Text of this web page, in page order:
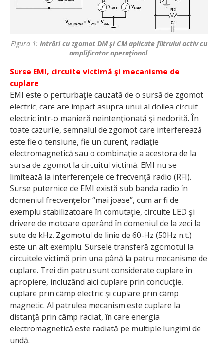
Figura 1: Intrări cu zgomot DM şi CM aplicate filtrului activ cu
amplificator operaţional.
Surse EMI, circuite victimă şi mecanisme de
cuplare
EMI este o perturbaţie cauzată de o sursă de zgomot
electric, care are impact asupra unui al doilea circuit
electric într-o manieră neintenţionată şi nedorită. În
toate cazurile, semnalul de zgomot care interferează
este fie o tensiune, fie un curent, radiaţie
electromagnetică sau o combinaţie a acestora de la
sursa de zgomot la circuitul victimă. EMI nu se
limitează la interferenţele de frecvenţă radio (RFI).
Surse puternice de EMI există sub banda radio în
domeniul frecvenţelor “mai joase”, cum ar fi de
exemplu stabilizatoare în comutaţie, circuite LED şi
drivere de motoare operând în domeniul de la zeci la
sute de kHz. Zgomotul de linie de 60-Hz (50Hz n.t.)
este un alt exemplu. Sursele transferă zgomotul la
circuitele victimă prin una până la patru mecanisme de
cuplare. Trei din patru sunt considerate cuplare în
apropiere, incluzând aici cuplare prin conducţie,
cuplare prin câmp electric şi cuplare prin câmp
magnetic. Al patrulea mecanism este cuplare la
distanţă prin câmp radiat, în care energia
electromagnetică este radiată pe multiple lungimi de
undă.